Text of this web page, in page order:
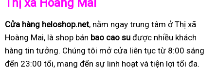
Thị xã Hoàng Mai
Cửa hàng heloshop.net, nằm ngay trung tâm ở Thị xã
Hoàng Mai, là shop bán bao cao su được nhiều khách
hàng tin tưởng. Chúng tôi mở cửa liên tục từ 8:00 sáng
đến 23:00 tối, mang đến sự linh hoạt và tiện lợi tối đa.